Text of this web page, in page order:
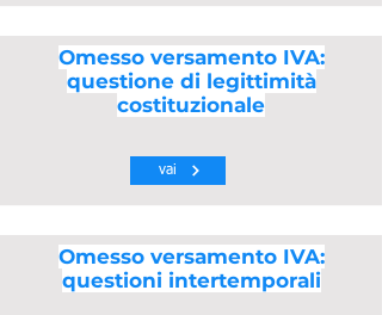
Omesso versamento IVA:
questione di legittimità
costituzionale
vai
Omesso versamento IVA:
questioni intertemporali